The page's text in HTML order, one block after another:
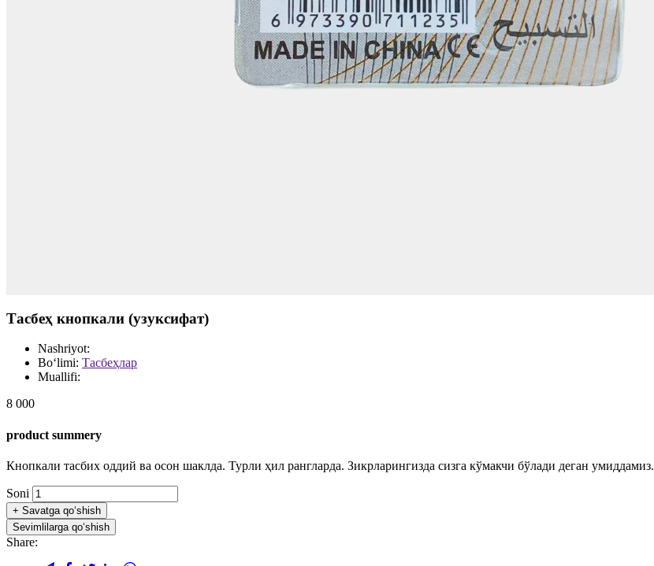
Тасбеҳ кнопкали (узуксифат)
Nashriyot:
Bo‘limi: Тасбеҳлар
Muallifi:
8 000
product summery
Кнопкали тасбих оддий ва осон шаклда. Турли ҳил рангларда. Зикрларингизда сизга кўмакчи бўлади деган умиддамиз.
Soni
+ Savatga qo‘shish
Sevimlilarga qo‘shish
Share: